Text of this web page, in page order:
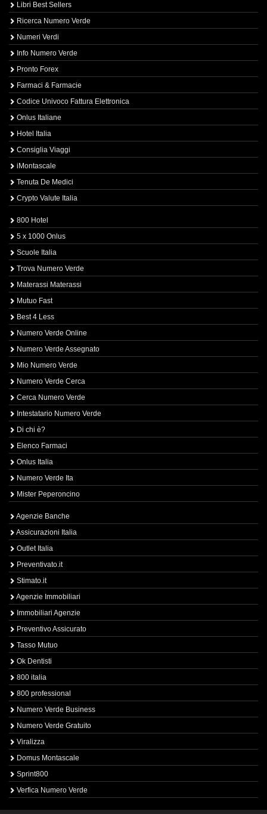
Libri Best Sellers
Ricerca Numero Verde
Numeri Verdi
Info Numero Verde
Pronto Forex
Farmaci & Farmacie
Codice Univoco Fattura Elettronica
Onlus Italiane
Hotel Italia
Consiglia Viaggi
iMontascale
Tenuta De Medici
Crypto Valute Italia
800 Hotel
5 x 1000 Onlus
Scuole Italia
Trova Numero Verde
Materassi Materassi
Mutuo Fast
Best 4 Less
Numero Verde Online
Numero Verde Assegnato
Mio Numero Verde
Numero Verde Cerca
Cerca Numero Verde
Intestatario Numero Verde
Di chi è?
Elenco Farmaci
Onlus Italia
Numero Verde Ita
Mister Peperoncino
Agenzie Banche
Assicurazioni Italia
Outlet Italia
Preventivato.it
Stimato.it
Agenzie Immobiliari
Immobiliari Agenzie
Preventivo Assicurato
Tasso Mutuo
Ok Dentisti
800 italia
800 professional
Numero Verde Business
Numero Verde Gratuito
Viralizza
Domus Montascale
Sprint800
Verfica Numero Verde